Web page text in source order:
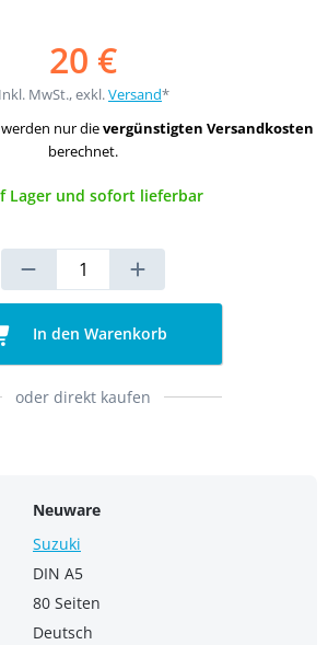
20 €
Inkl. MwSt., exkl.Versand*
nur dievergünstigten Versandkosten
berechnet.
Lager und sofort lieferbar
In den Warenkorb
oder direkt kaufen
Neuware
Suzuki
DIN A5
80 Seiten
Deutsch